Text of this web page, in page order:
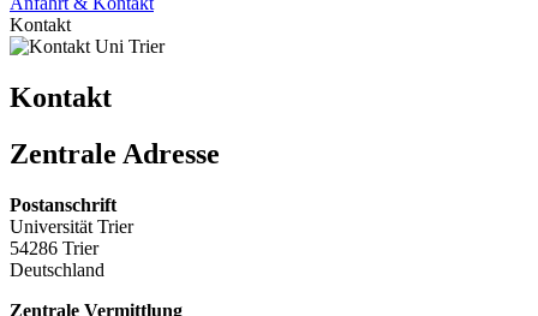
Kontakt
Kontakt
Zentrale Adresse
Postanschrift
Universität Trier
54286 Trier
Deutschland
Zentrale Vermittlung